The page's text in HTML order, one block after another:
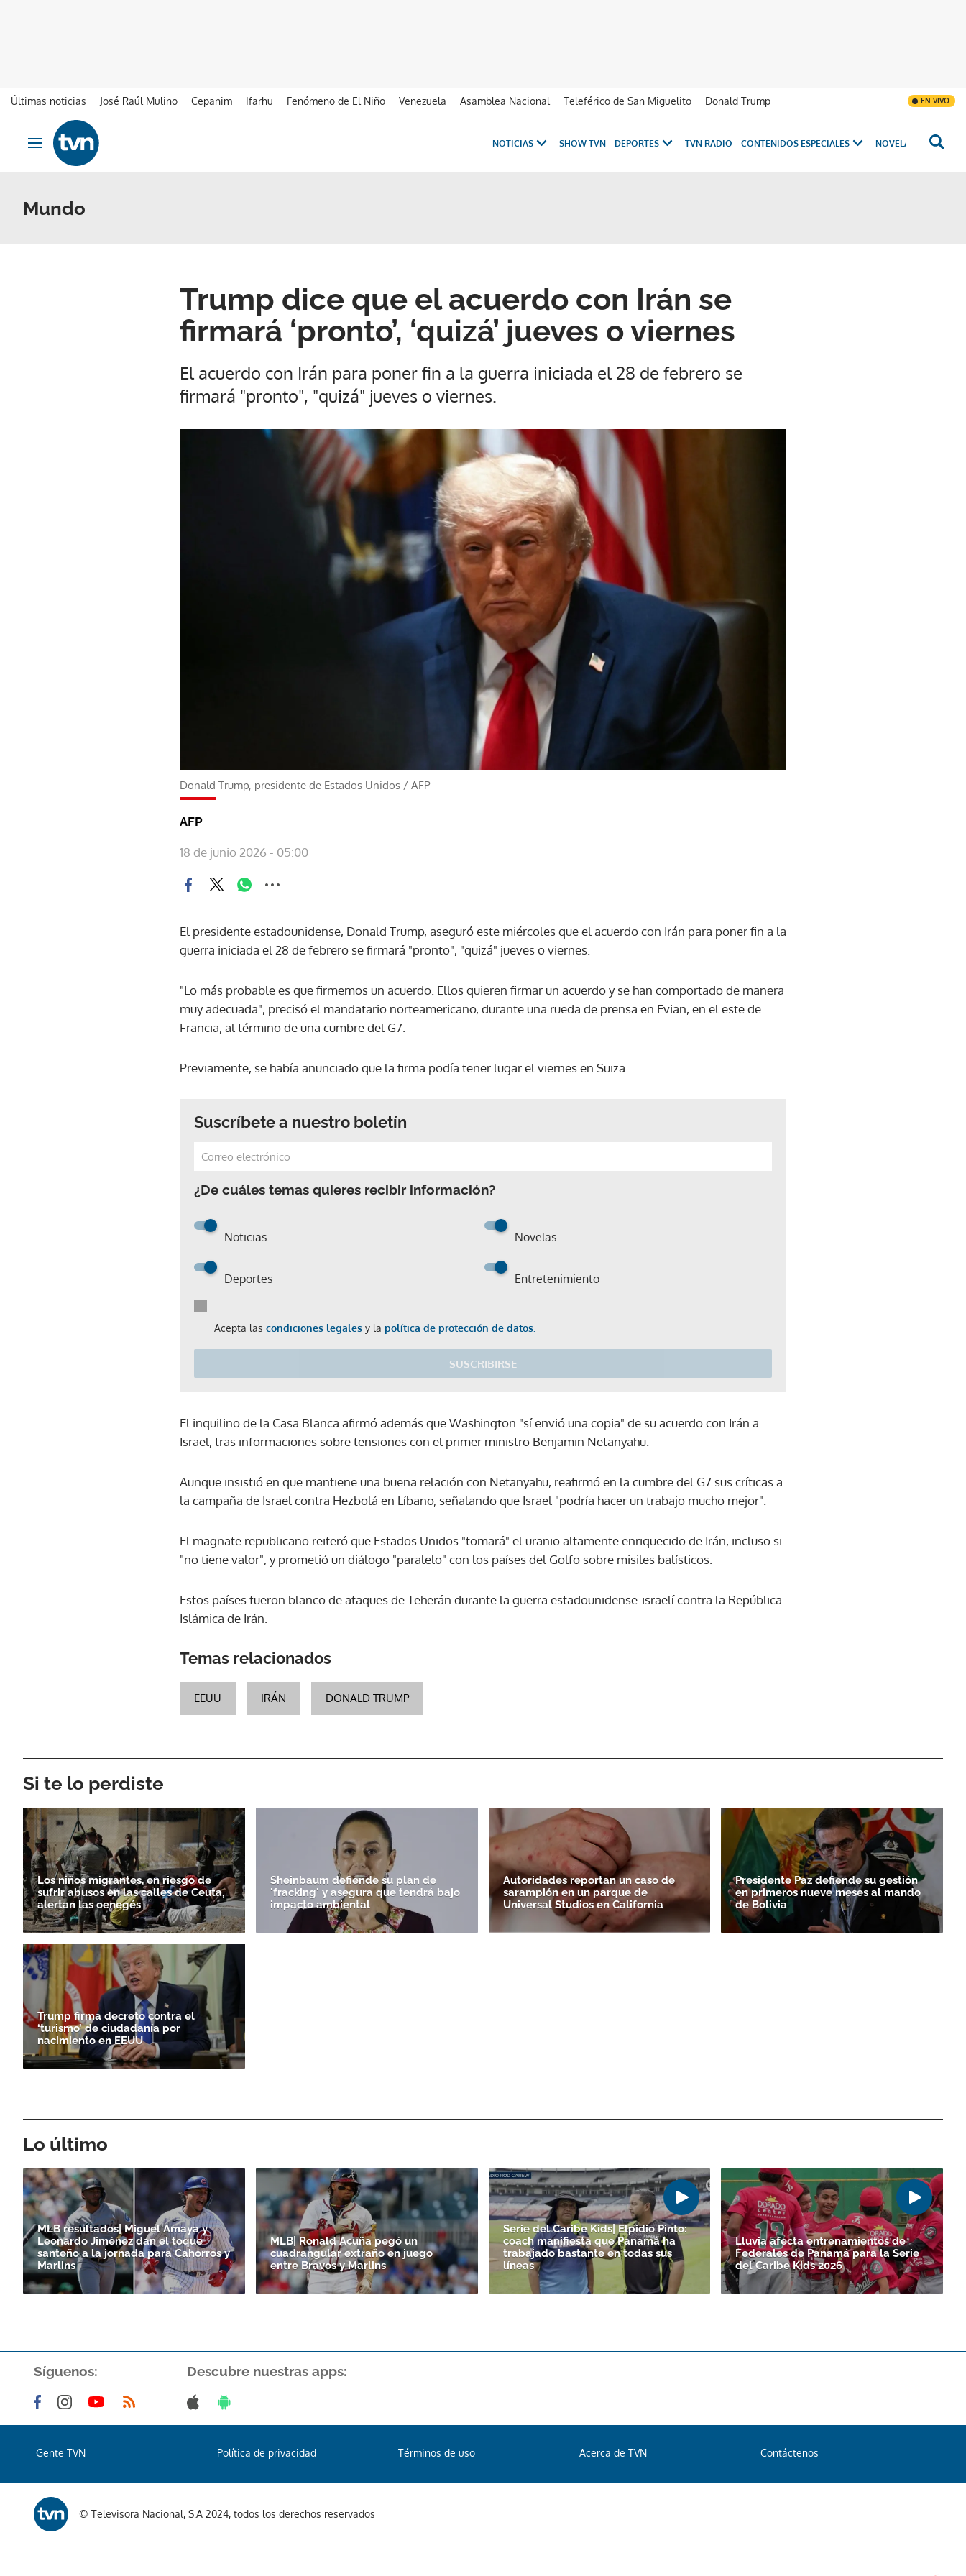
Últimas noticias José Raúl Mulino Cepanim Ifarhu Fenómeno de El Niño Venezuela Asamblea Nacional Teleférico de San Miguelito Donald Trump EN VIVO
Ir al contenido
Obrir navegació
NOTICIAS SHOW TVN DEPORTES TVN RADIO CONTENIDOS ESPECIALES NOVELAS
Mundo
Trump dice que el acuerdo con Irán se
firmará ‘pronto’, ‘quizá’ jueves o viernes
El acuerdo con Irán para poner fin a la guerra iniciada el 28 de febrero se
firmará "pronto", "quizá" jueves o viernes.
Donald Trump, presidente de Estados Unidos / AFP
AFP
18 de junio 2026 - 05:00
El presidente estadounidense, Donald Trump, aseguró este miércoles que el acuerdo con Irán para poner fin a la
guerra iniciada el 28 de febrero se firmará "pronto", "quizá" jueves o viernes.
"Lo más probable es que firmemos un acuerdo. Ellos quieren firmar un acuerdo y se han comportado de manera
muy adecuada", precisó el mandatario norteamericano, durante una rueda de prensa en Evian, en el este de
Francia, al término de una cumbre del G7.
Previamente, se había anunciado que la firma podía tener lugar el viernes en Suiza.
Suscríbete a nuestro boletín
¿De cuáles temas quieres recibir información?
Noticias Novelas
Deportes Entretenimiento
Acepta las condiciones legales y la política de protección de datos.
SUSCRIBIRSE
Gracias por suscribirte a nuestro boletín.
El inquilino de la Casa Blanca afirmó además que Washington "sí envió una copia" de su acuerdo con Irán a
Israel, tras informaciones sobre tensiones con el primer ministro Benjamin Netanyahu.
Aunque insistió en que mantiene una buena relación con Netanyahu, reafirmó en la cumbre del G7 sus críticas a
la campaña de Israel contra Hezbolá en Líbano, señalando que Israel "podría hacer un trabajo mucho mejor".
El magnate republicano reiteró que Estados Unidos "tomará" el uranio altamente enriquecido de Irán, incluso si
"no tiene valor", y prometió un diálogo "paralelo" con los países del Golfo sobre misiles balísticos.
Estos países fueron blanco de ataques de Teherán durante la guerra estadounidense-israelí contra la República
Islámica de Irán.
Temas relacionados
EEUU IRÁN DONALD TRUMP
Si te lo perdiste
Los niños migrantes, en riesgo de
sufrir abusos en las calles de Ceuta,
alertan las oenegés
Sheinbaum defiende su plan de
'fracking' y asegura que tendrá bajo
impacto ambiental
Autoridades reportan un caso de
sarampión en un parque de
Universal Studios en California
Presidente Paz defiende su gestión
en primeros nueve meses al mando
de Bolivia
Trump firma decreto contra el
‘turismo’ de ciudadanía por
nacimiento en EEUU
Lo último
MLB resultados| Miguel Amaya y
Leonardo Jiménez dan el toque
santeño a la jornada para Cahorros y
Marlins
MLB| Ronald Acuña pegó un
cuadrangular extraño en juego
entre Bravos y Marlins
Serie del Caribe Kids| Elpidio Pinto:
coach manifiesta que Panamá ha
trabajado bastante en todas sus
líneas
Lluvia afecta entrenamientos de
Federales de Panamá para la Serie
del Caribe Kids 2026
Síguenos: Descubre nuestras apps:
Gente TVN Política de privacidad Términos de uso Acerca de TVN Contáctenos
© Televisora Nacional, S.A 2024, todos los derechos reservados